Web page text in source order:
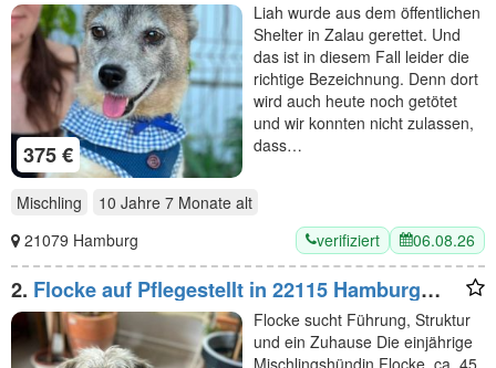
375 €
Liah wurde aus dem öffentlichen
Shelter in Zalau gerettet. Und
das ist in diesem Fall leider die
richtige Bezeichnung. Denn dort
wird auch heute noch getötet
und wir konnten nicht zulassen,
dass…
Mischling 10 Jahre 7 Monate alt
21079 Hamburg
verifiziert 06.08.26
2. Flocke auf Pflegestellt in 22115 Hamburg
sucht ihr Für-immer-ZuhauseFlocke sucht Führung, Struktur
und ein Zuhause Die einjährige
Mischlingshündin Flocke, ca. 45